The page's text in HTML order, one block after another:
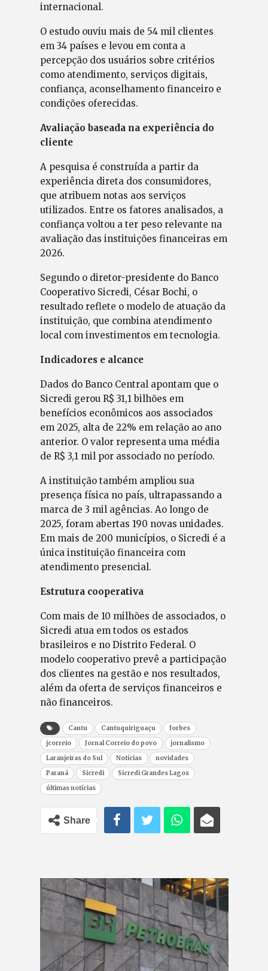
internacional.
O estudo ouviu mais de 54 mil clientes
em 34 países e levou em conta a
percepção dos usuários sobre critérios
como atendimento, serviços digitais,
confiança, aconselhamento financeiro e
condições oferecidas.
Avaliação baseada na experiência do
cliente
A pesquisa é construída a partir da
experiência direta dos consumidores,
que atribuem notas aos serviços
utilizados. Entre os fatores analisados, a
confiança voltou a ter peso relevante na
avaliação das instituições financeiras em
2026.
Segundo o diretor-presidente do Banco
Cooperativo Sicredi, César Bochi, o
resultado reflete o modelo de atuação da
instituição, que combina atendimento
local com investimentos em tecnologia.
Indicadores e alcance
Dados do Banco Central apontam que o
Sicredi gerou R$ 31,1 bilhões em
benefícios econômicos aos associados
em 2025, alta de 22% em relação ao ano
anterior. O valor representa uma média
de R$ 3,1 mil por associado no período.
A instituição também ampliou sua
presença física no país, ultrapassando a
marca de 3 mil agências. Ao longo de
2025, foram abertas 190 novas unidades.
Em mais de 200 municípios, o Sicredi é a
única instituição financeira com
atendimento presencial.
Estrutura cooperativa
Com mais de 10 milhões de associados, o
Sicredi atua em todos os estados
brasileiros e no Distrito Federal. O
modelo cooperativo prevê a participação
dos clientes na gestão e nos resultados,
além da oferta de serviços financeiros e
não financeiros.
Cantu Cantuquiriguaçu
forbes
jcorreio
Jornal Correio do povo
jornalismo
Laranjeiras do Sul
Notícias
novidades
Paraná
Sicredi
Sicredi Grandes Lagos
últimas notícias
Share